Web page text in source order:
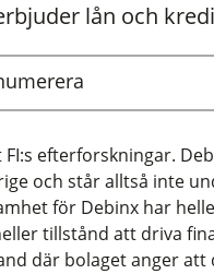
lån och
efterforskningar.
och står alltså inte
för Debinx har
tillstånd att driva
där bolaget anger att